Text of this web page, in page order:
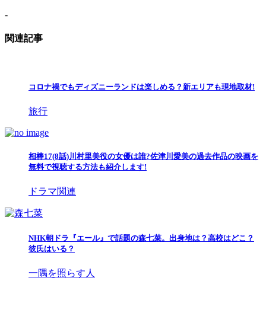
-
関連記事
コロナ禍でもディズニーランドは楽しめる？新エリアも現地取材!
旅行
相棒17(8話)川村里美役の女優は誰?佐津川愛美の過去作品の映画を
無料で視聴する方法も紹介します!
ドラマ関連
NHK朝ドラ『エール』で話題の森七菜。出身地は？高校はどこ？
彼氏はいる？
一隅を照らす人